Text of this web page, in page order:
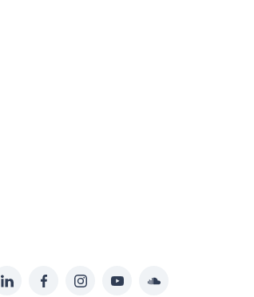
Suivez-
LinkedInFacebookInstagramYouTubeSoundcloud